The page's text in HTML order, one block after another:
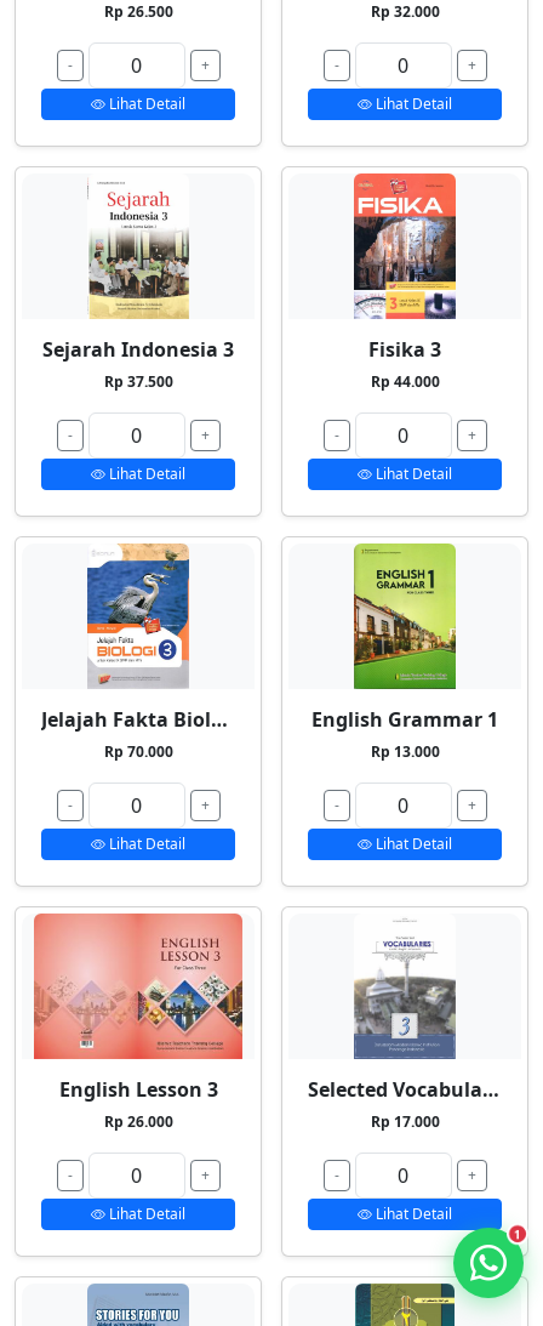
Rp 26.500
-
+
Lihat Detail
Rp 32.000
-
+
Lihat Detail
Sejarah Indonesia 3
Rp 37.500
-
+
Lihat Detail
Fisika 3
Rp 44.000
-
+
Lihat Detail
Jelajah Fakta Biologi 3
Rp 70.000
-
+
Lihat Detail
English Grammar 1
Rp 13.000
-
+
Lihat Detail
English Lesson 3
Rp 26.000
-
+
Lihat Detail
Selected Vocabularies 3
Rp 17.000
-
+
Lihat Detail
1